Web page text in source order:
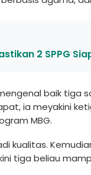
2 SPPG
baik tiga
ia meyakini
MBG.
kualitas.
tiga beliau